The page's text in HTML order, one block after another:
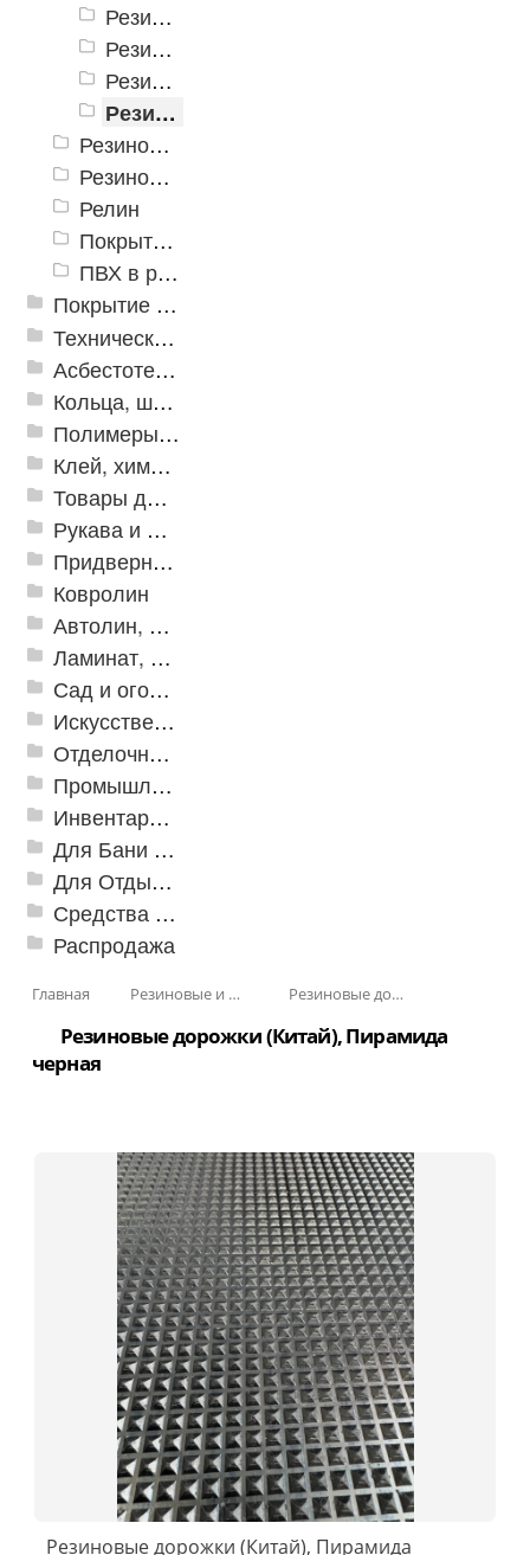
Резиновые дорожки (Китай), Монетка черная
Резиновые дорожки (Китай), Шашки черные
Резиновые дорожки (Китай), Елочка черные
Резиновые дорожки (Китай), Пирамида черная
Резиновые дорожки ГОСТ (Россия)
Резиновая дорожка «Квадраты»
Релин
Покрытие резиновое в рулоне COMFORTWAY
ПВХ в рулонах
Покрытие из резиновой крошки
Техническая резина
Асбестотехнические и теплоизоляционные материалы
Кольца, шайбы, манжеты
Полимеры и пластики
Клей, химия, сопутствующие товары
Товары для дома
Рукава и шланги промышленные
Придверные решетки
Ковролин
Автолин, Транслин, Линолеум
Ламинат, Кварцвиниловая плитка SPC
Сад и огород
Искусственная трава
Отделочные профили
Промышленный текстиль
Инвентарь для клининга
Для Бани и Сауны
Для Отдыха и Пикника
Средства от насекомых и садовых вредителей
Распродажа
Главная Резиновые и ПВХ дорожки Резиновые дорожки (Китай)
Резиновые дорожки (Китай), Пирамида
черная
Резиновые дорожки (Китай), Пирамида